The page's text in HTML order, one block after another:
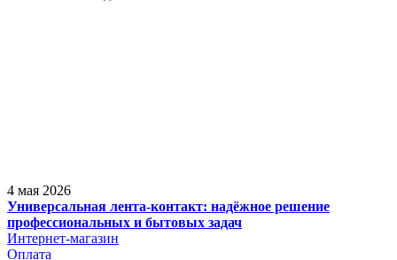
4 мая 2026
Универсальная лента-контакт: надёжное решение
профессиональных и бытовых задач
Интернет-магазин
Оплата